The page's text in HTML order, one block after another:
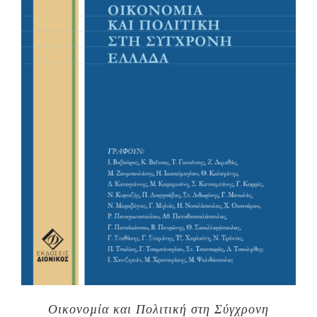
Οικονοµία και Πολιτική στη Σύγχρονη